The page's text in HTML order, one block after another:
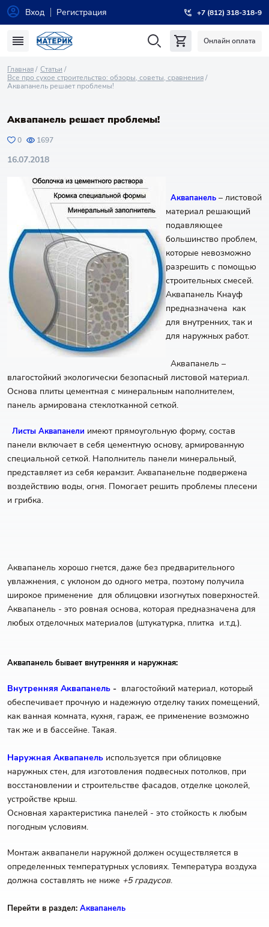
Вход Регистрация +7 (812) 318-318-9
Онлайн оплата
Главная
Статьи
Все про сухое строительство: обзоры, советы, сравнения
Аквапанель решает проблемы!
Аквапанель решает проблемы!
0 1697
16.07.2018
Аквапанель – листовой
материал решающий
подавляющее
большинство проблем,
которые невозможно
разрешить с помощью
строительных смесей.
Аквапанель Кнауф
предназначена как
для внутренних, так и
для наружных работ.
Аквапанель –
влагостойкий экологически безопасный листовой материал.
Основа плиты цементная с минеральным наполнителем,
панель армирована стеклотканной сеткой.
Листы Аквапанели имеют прямоугольную форму, состав
панели включает в себя цементную основу, армированную
специальной сеткой. Наполнитель панели минеральный,
представляет из себя керамзит. Аквапанельне подвержена
воздействию воды, огня. Помогает решить проблемы плесени
и грибка.
Аквапанель хорошо гнется, даже без предварительного
увлажнения, с уклоном до одного метра, поэтому получила
широкое применение для облицовки изогнутых поверхностей.
Аквапанель - это ровная основа, которая предназначена для
любых отделочных материалов (штукатурка, плитка и.т.д.).
Аквапанель бывает внутренняя и наружная:
Внутренняя Аквапанель - влагостойкий материал, который
обеспечивает прочную и надежную отделку таких помещений,
как ванная комната, кухня, гараж, ее применение возможно
так же и в бассейне. Такая.
Наружная Аквапанель используется при облицовке
наружных стен, для изготовления подвесных потолков, при
восстановлении и строительстве фасадов, отделке цоколей,
устройстве крыш.
Основная характеристика панелей - это стойкость к любым
погодным условиям.
Монтаж аквапанели наружной должен осуществляется в
определенных температурных условиях. Температура воздуха
должна составлять не ниже +5 градусов.
Перейти в раздел: Аквапанель